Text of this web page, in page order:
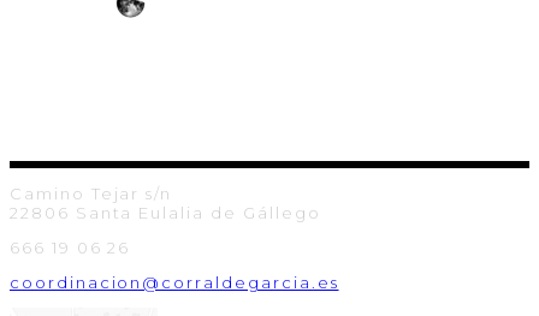
Camino Tejar s/n
22806 Santa Eulalia de Gállego
666 19 06 26
coordinacion@corraldegarcia.es